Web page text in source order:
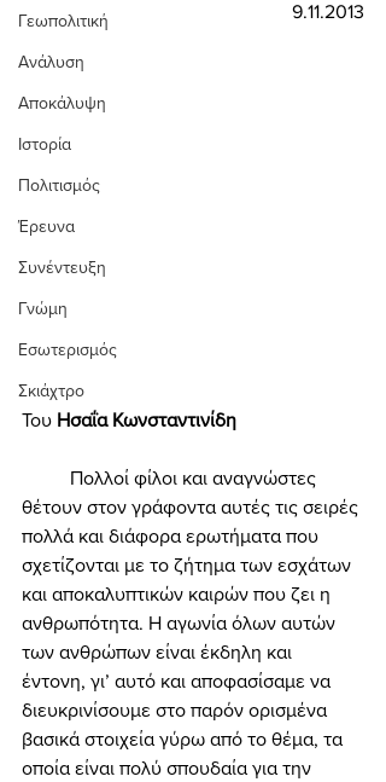
Γεωπολιτική
Ανάλυση
Αποκάλυψη
Ιστορία
Πολιτισμός
Έρευνα
Συνέντευξη
Γνώμη
Εσωτερισμός
Σκιάχτρο
9.11.2013
Του Ησαΐα Κωνσταντινίδη
θέτουν στον γράφοντα αυτές τις σειρές
πολλά και διάφορα ερωτήματα που
σχετίζονται με το ζήτημα των εσχάτων
και αποκαλυπτικών καιρών που ζει η
ανθρωπότητα. Η αγωνία όλων αυτών
των ανθρώπων είναι έκδηλη και
έντονη, γι’ αυτό και αποφασίσαμε να
διευκρινίσουμε στο παρόν ορισμένα
βασικά στοιχεία γύρω από το θέμα, τα
οποία είναι πολύ σπουδαία για την